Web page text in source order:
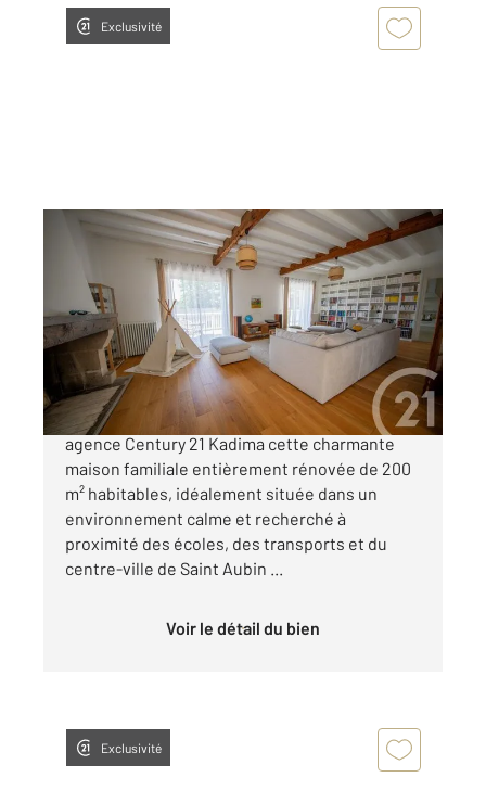
Exclusivité
ST AUBIN DE MEDOC 33
, 7 pièces
Ref : 6743
Maison à vendre
520 000 €
Venez découvrir en Exclusivité dans notre
agence Century 21 Kadima cette charmante
maison familiale entièrement rénovée de 200
m² habitables, idéalement située dans un
environnement calme et recherché à
proximité des écoles, des transports et du
centre-ville de Saint Aubin ...
Voir le détail du bien
Exclusivité